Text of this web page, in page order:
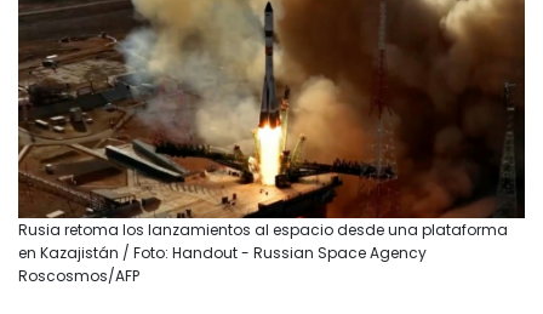
Rusia retoma los lanzamientos al espacio desde una plataforma
en Kazajistán / Foto: Handout - Russian Space Agency
Roscosmos/AFP